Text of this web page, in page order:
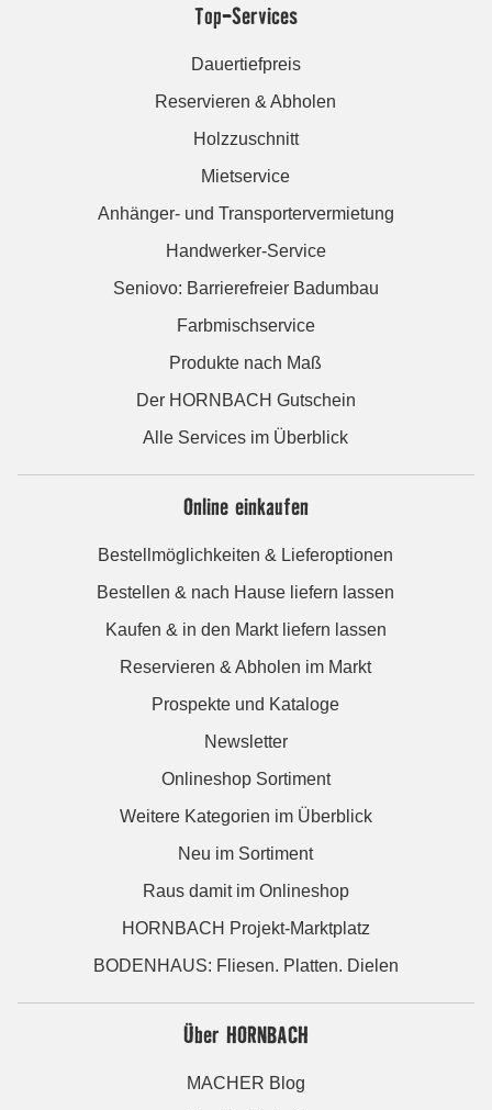
Top-Services
Dauertiefpreis
Reservieren & Abholen
Holzzuschnitt
Mietservice
Anhänger- und Transportervermietung
Handwerker-Service
Seniovo: Barrierefreier Badumbau
Farbmischservice
Produkte nach Maß
Der HORNBACH Gutschein
Alle Services im Überblick
Online einkaufen
Bestellmöglichkeiten & Lieferoptionen
Bestellen & nach Hause liefern lassen
Kaufen & in den Markt liefern lassen
Reservieren & Abholen im Markt
Prospekte und Kataloge
Newsletter
Onlineshop Sortiment
Weitere Kategorien im Überblick
Neu im Sortiment
Raus damit im Onlineshop
HORNBACH Projekt-Marktplatz
BODENHAUS: Fliesen. Platten. Dielen
Über HORNBACH
MACHER Blog